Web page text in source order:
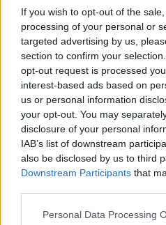
If you wish to opt-out of the
processing of your personal or
targeted advertising by us,
section to confirm your
opt-out request is processed
interest-based ads based on
us or personal information
your opt-out. You may
disclosure of your personal
IAB’s list of downstream
also be disclosed by us to third
Downstream Participants that
Personal Data Processing
Romana3 roky ago3 roky ago 0
Pripravte si
priamo od pani
Simonidessa3 roky ago3 roky ago 0
Hľadať
Recent Posts
Od dielne po priemyselnú